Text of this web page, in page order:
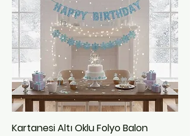
Kartanesi Altı Oklu Folyo Balon